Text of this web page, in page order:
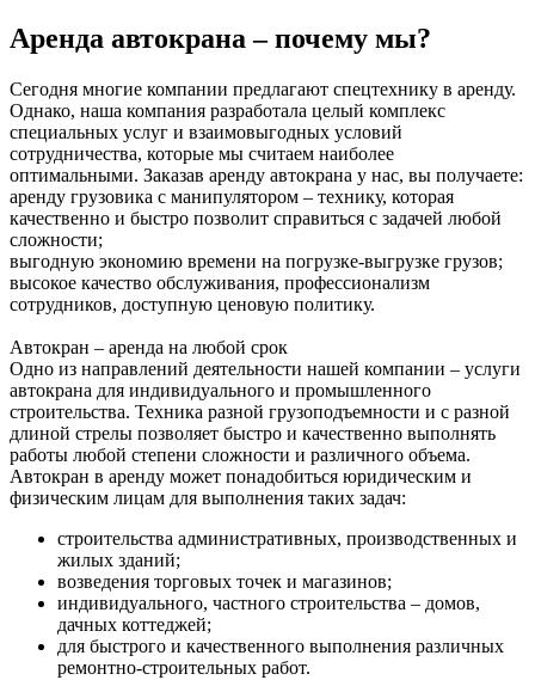
Аренда автокрана – почему мы?
Сегодня многие компании предлагают спецтехнику в аренду.
Однако, наша компания разработала целый комплекс
специальных услуг и взаимовыгодных условий
сотрудничества, которые мы считаем наиболее
оптимальными. Заказав аренду автокрана у нас, вы получаете:
аренду грузовика с манипулятором – технику, которая
качественно и быстро позволит справиться с задачей любой
сложности;
выгодную экономию времени на погрузке-выгрузке грузов;
высокое качество обслуживания, профессионализм
сотрудников, доступную ценовую политику.
Автокран – аренда на любой срок
Одно из направлений деятельности нашей компании – услуги
автокрана для индивидуального и промышленного
строительства. Техника разной грузоподъемности и с разной
длиной стрелы позволяет быстро и качественно выполнять
работы любой степени сложности и различного объема.
Автокран в аренду может понадобиться юридическим и
физическим лицам для выполнения таких задач:
строительства административных, производственных и
жилых зданий;
возведения торговых точек и магазинов;
индивидуального, частного строительства – домов,
дачных коттеджей;
для быстрого и качественного выполнения различных
ремонтно-строительных работ.